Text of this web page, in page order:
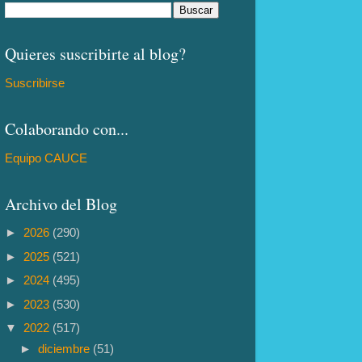
Quieres suscribirte al blog?
Suscribirse
Colaborando con...
Equipo CAUCE
Archivo del Blog
► 2026 (290)
► 2025 (521)
► 2024 (495)
► 2023 (530)
▼ 2022 (517)
►diciembre (51)